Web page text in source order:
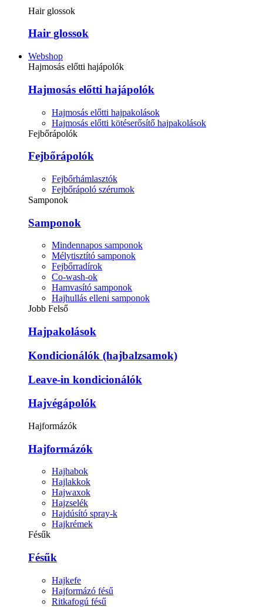
Hair glossok
Hair glossok
Webshop
Hajmosás előtti hajápolók
Hajmosás előtti hajápolók
Hajmosás előtti hajpakolások
Hajmosás előtti kötéserősítő hajpakolások
Fejbőrápolók
Fejbőrápolók
Fejbőrhámlasztók
Fejbőrápoló szérumok
Samponok
Samponok
Mindennapos samponok
Mélytisztító samponok
Fejbőrradírok
Co-wash-ok
Hamvasító samponok
Hajhullás elleni samponok
Jobb Felső
Hajpakolások
Kondicionálók (hajbalzsamok)
Leave-in kondicionálók
Hajvégápolók
Hajformázók
Hajformázók
Hajhabok
Hajlakkok
Hajwaxok
Hajzselék
Hajdúsító spray-k
Hajkrémek
Fésűk
Fésűk
Hajkefe
Hajformázó fésű
Ritkafogú fésű